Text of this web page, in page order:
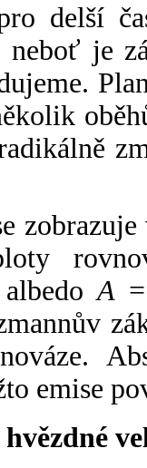
delší
je
albedoA
emise
hvězdné